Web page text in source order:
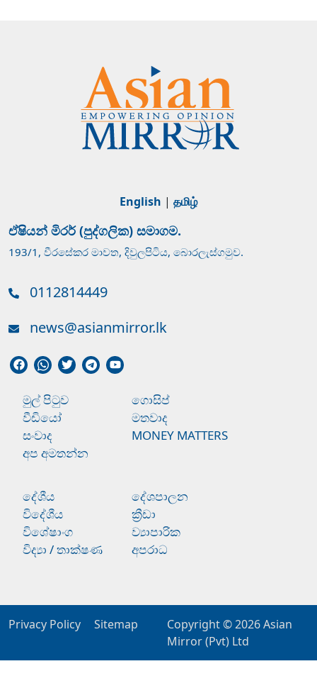
English | தமிழ்
ඒෂියන් මිරර් (පුද්ගලික) සමාගම.
193/1, වීරසේකර මාවත, දිවුලපිටිය, බොරලැස්ගමුව.
0112814449
news@asianmirror.lk
මුල් පිටුව
ගොසිප්
වීඩියෝ
මතවාද
සංවාද
MONEY MATTERS
අප අමතන්න
දේශීය
දේශපාලන
විදේශීය
ක්‍රීඩා
විශේෂාංග
ව්‍යාපාරික
විද්‍යා / තාක්ෂණ
අපරාධ
Privacy Policy Sitemap Copyright © 2026Asian
Mirror (Pvt) Ltd